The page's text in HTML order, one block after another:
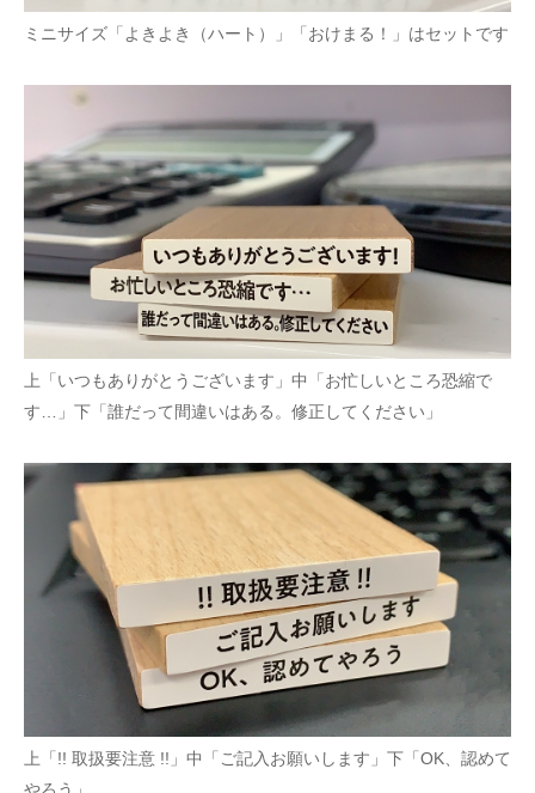
ミニサイズ「よきよき（ハート）」「おけまる！」はセットです
上「いつもありがとうございます」中「お忙しいところ恐縮で
す…」下「誰だって間違いはある。修正してください」
上「!! 取扱要注意 !!」中「ご記入お願いします」下「OK、認めて